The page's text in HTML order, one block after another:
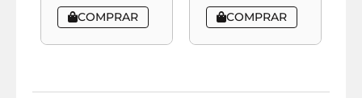
COMPRAR COMPRAR